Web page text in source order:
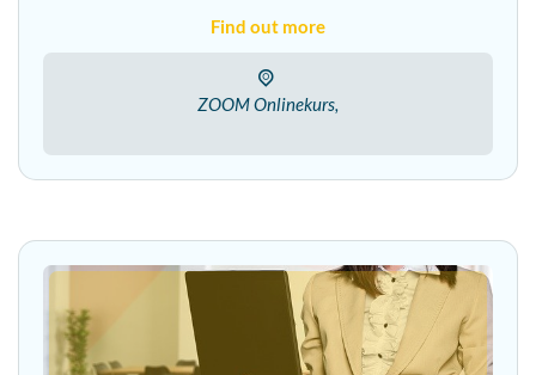
Find out more
ZOOM Onlinekurs,